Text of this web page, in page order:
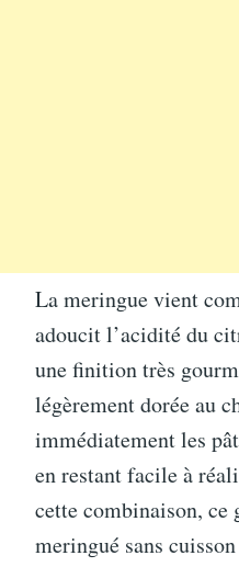
La meringue vient
adoucit l’acidité du
une finition très
légèrement dorée au
immédiatement les
en restant facile à
cette combinaison, ce
meringué sans